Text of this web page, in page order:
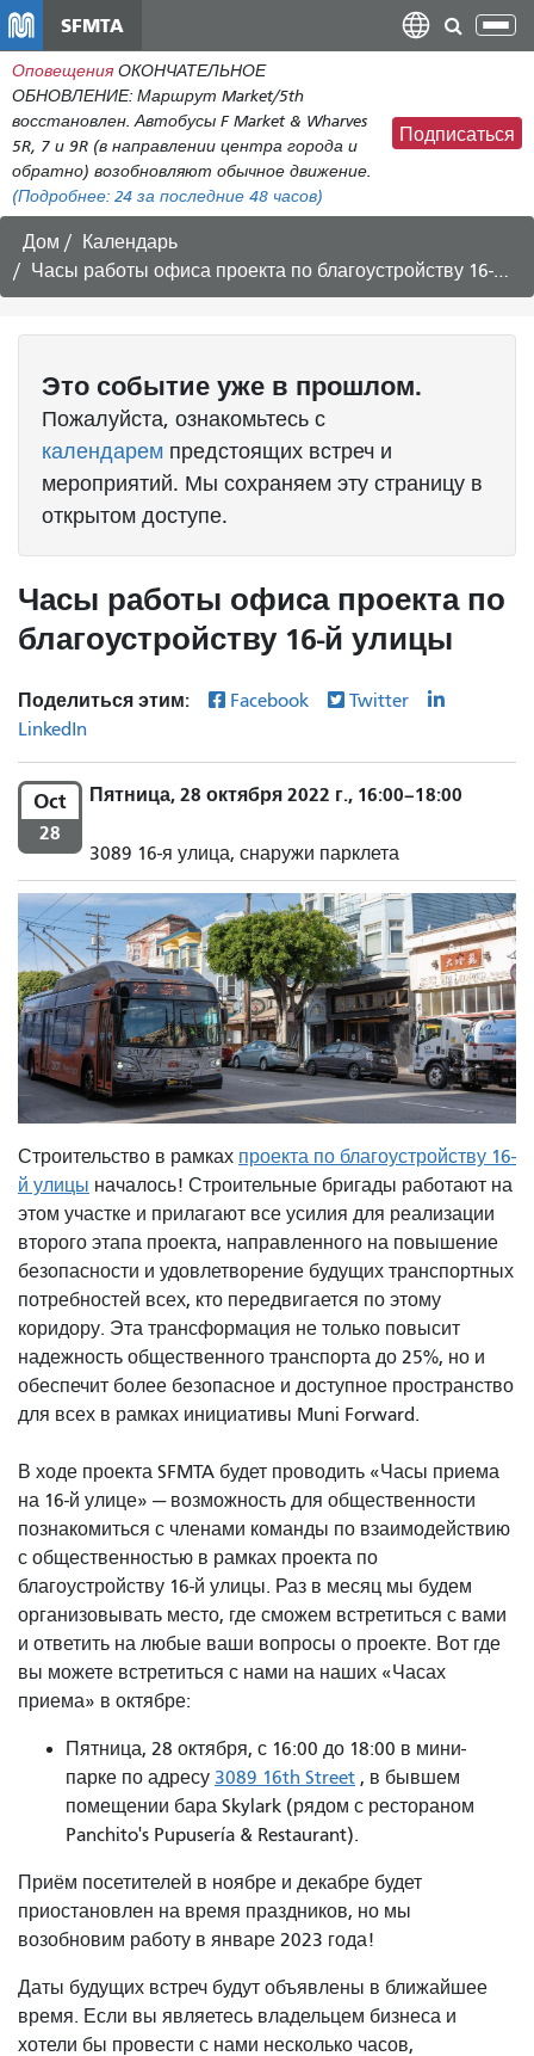
содержанию
SFMTA
Оповещения ОКОНЧАТЕЛЬНОЕ
ОБНОВЛЕНИЕ: Маршрут Market/5th
восстановлен. Автобусы F Market & Wharves
5R, 7 и 9R (в направлении центра города и
обратно) возобновляют обычное движение.
(Подробнее: 24 за последние 48 часов)
Подписаться
Дом
Календарь
Часы работы офиса проекта по благоустройству 16-й улицы
Это событие уже в прошлом.
Пожалуйста, ознакомьтесь с
календарем предстоящих встреч и
мероприятий. Мы сохраняем эту страницу в
открытом доступе.
Часы работы офиса проекта по
благоустройству 16-й улицы
Поделиться этим: Facebook
Twitter
LinkedIn
Oct
28
Пятница, 28 октября 2022 г., 16:00–18:00
3089 16-я улица, снаружи парклета
Строительство в рамках проекта по благоустройству 16-
й улицы началось! Строительные бригады работают на
этом участке и прилагают все усилия для реализации
второго этапа проекта, направленного на повышение
безопасности и удовлетворение будущих транспортных
потребностей всех, кто передвигается по этому
коридору. Эта трансформация не только повысит
надежность общественного транспорта до 25%, но и
обеспечит более безопасное и доступное пространство
для всех в рамках инициативы Muni Forward.
В ходе проекта SFMTA будет проводить «Часы приема
на 16-й улице» — возможность для общественности
познакомиться с членами команды по взаимодействию
с общественностью в рамках проекта по
благоустройству 16-й улицы. Раз в месяц мы будем
организовывать место, где сможем встретиться с вами
и ответить на любые ваши вопросы о проекте. Вот где
вы можете встретиться с нами на наших «Часах
приема» в октябре:
Пятница, 28 октября, с 16:00 до 18:00 в мини-
парке по адресу 3089 16th Street , в бывшем
помещении бара Skylark (рядом с рестораном
Panchito's Pupusería & Restaurant).
Приём посетителей в ноябре и декабре будет
приостановлен на время праздников, но мы
возобновим работу в январе 2023 года!
Даты будущих встреч будут объявлены в ближайшее
время. Если вы являетесь владельцем бизнеса и
хотели бы провести с нами несколько часов,